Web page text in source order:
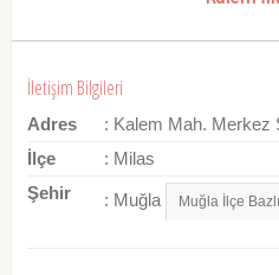
İletişim Bilgileri
Adres
: Kalem Mah. Merkez
İlçe
: Milas
Şehir
: Muğla